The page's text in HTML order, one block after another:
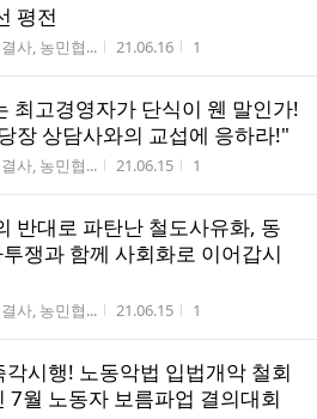
평전
작성자
결사, 농민협... 작성시간
21.06.16 조회수
1
최고경영자가 단식이 웬 말인가!
장 상담사와의 교섭에 응하라!"
작성자
결사, 농민협... 작성시간
21.06.15 조회수
1
반대로 파탄난 철도사유화, 동
쟁과 함께 사회화로 이어갑시
작성자
결사, 농민협... 작성시간
21.06.15 조회수
1
시행! 노동악법 입법개악 철회
7월 노동자 보름파업 결의대회